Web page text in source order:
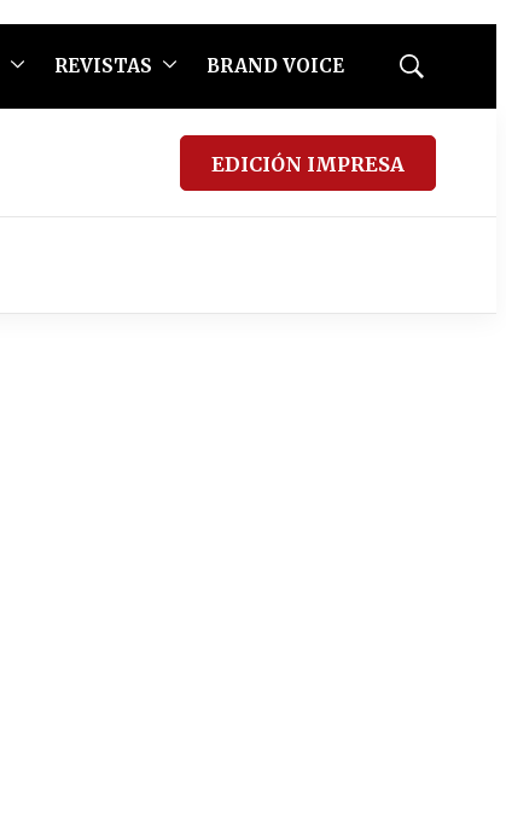
REVISTAS BRAND VOICE
Mostrar
EDICIÓN IMPRESA